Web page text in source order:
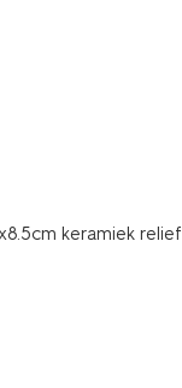
keramiek relief